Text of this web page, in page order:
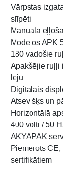
Vārpstas
slīpēti
Manuālā
Modeļos APK
180 vadošie
Apakšējie ruļļi
leju
Digitālais
Atsevišķs un
Horizontālā
400 volti / 50
AKYAPAK
Piemērots
sertifikātiem